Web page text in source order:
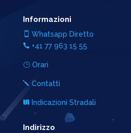
Informazioni
 Whatsapp Diretto
+41 77 963 15 55
}Orari
j Contatti
Indicazioni Stradali
Indirizzo